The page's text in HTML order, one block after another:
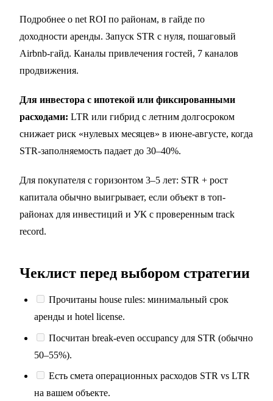
Подробнее о net ROI по районам, в гайде по
доходности аренды. Запуск STR с нуля, пошаговый
Airbnb-гайд. Каналы привлечения гостей, 7 каналов
продвижения.
Для инвестора с ипотекой или фиксированными
расходами: LTR или гибрид с летним долгосроком
снижает риск «нулевых месяцев» в июне-августе, когда
STR-заполняемость падает до 30–40%.
Для покупателя с горизонтом 3–5 лет: STR + рост
капитала обычно выигрывает, если объект в топ-
районах для инвестиций и УК с проверенным track
record.
Чеклист перед выбором стратегии
Прочитаны house rules: минимальный срок
аренды и hotel license.
Посчитан break-even occupancy для STR (обычно
50–55%).
Есть смета операционных расходов STR vs LTR
на вашем объекте.